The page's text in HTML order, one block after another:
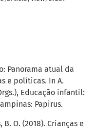
Panorama atual da
e políticas. In A.
Educação infantil:
Papirus.
B. O. (2018). Crianças e